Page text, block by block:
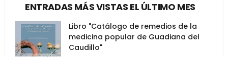
ENTRADAS MÁS VISTAS EL ÚLTIMO MES
Libro "Catálogo de remedios de la
medicina popular de Guadiana del
Caudillo"